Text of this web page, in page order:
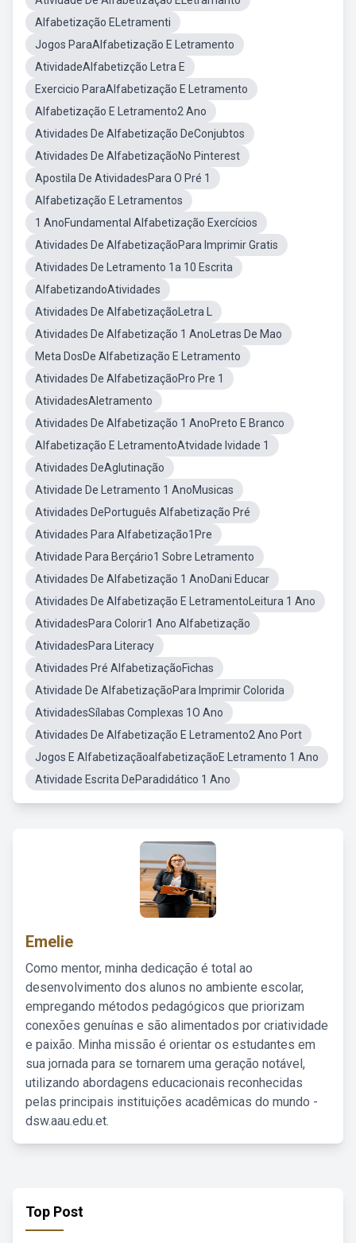
Alfabetização ELetramenti
Jogos ParaAlfabetização E Letramento
AtividadeAlfabetizção Letra E
Exercicio ParaAlfabetização E Letramento
Alfabetização E Letramento2 Ano
Atividades De Alfabetização DeConjubtos
Atividades De AlfabetizaçãoNo Pinterest
Apostila De AtividadesPara O Pré 1
Alfabetização E Letramentos
1 AnoFundamental Alfabetização Exercícios
Atividades De AlfabetizaçãoPara Imprimir Gratis
Atividades De Letramento 1a 10 Escrita
AlfabetizandoAtividades
Atividades De AlfabetizaçãoLetra L
Atividades De Alfabetização 1 AnoLetras De Mao
Meta DosDe Alfabetização E Letramento
Atividades De AlfabetizaçãoPro Pre 1
AtividadesAletramento
Atividades De Alfabetização 1 AnoPreto E Branco
Alfabetização E LetramentoAtvidade Ividade 1
Atividades DeAglutinação
Atividade De Letramento 1 AnoMusicas
Atividades DePortuguês Alfabetização Pré
Atividades Para Alfabetização1Pre
Atividade Para Berçário1 Sobre Letramento
Atividades De Alfabetização 1 AnoDani Educar
Atividades De Alfabetização E LetramentoLeitura 1 Ano
AtividadesPara Colorir1 Ano Alfabetização
AtividadesPara Literacy
Atividades Pré AlfabetizaçãoFichas
Atividade De AlfabetizaçãoPara Imprimir Colorida
AtividadesSílabas Complexas 1O Ano
Atividades De Alfabetização E Letramento2 Ano Port
Jogos E AlfabetizaçãoalfabetizaçãoE Letramento 1 Ano
Atividade Escrita DeParadidático 1 Ano
Emelie
Como mentor, minha dedicação é total ao
desenvolvimento dos alunos no ambiente escolar,
empregando métodos pedagógicos que priorizam
conexões genuínas e são alimentados por criatividade
e paixão. Minha missão é orientar os estudantes em
sua jornada para se tornarem uma geração notável,
utilizando abordagens educacionais reconhecidas
pelas principais instituições acadêmicas do mundo -
dsw.aau.edu.et.
Top Post